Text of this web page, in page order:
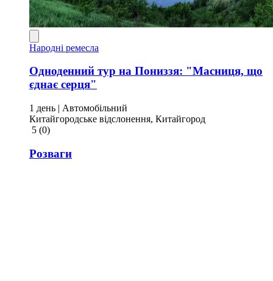
Народні ремесла
Одноденний тур на Пониззя: "Масниця, що
єднає серця"
1 день | Автомобільний
Китайгородське відслонення, Китайгород
5 (0)
Розваги